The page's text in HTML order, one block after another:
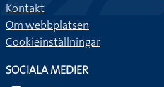
Kontakt
Om webbplatsen
Cookieinställningar
SOCIALA MEDIER